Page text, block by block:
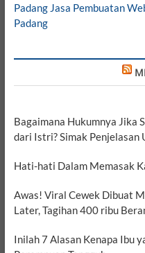
Padang Jasa Pembuatan
Padang
Bagaimana Hukumnya Jika
dari Istri? Simak Penjelasan
Hati-hati Dalam Memasak
Awas! Viral Cewek Dibuat
Later, Tagihan 400 ribu
Inilah 7 Alasan Kenapa Ibu